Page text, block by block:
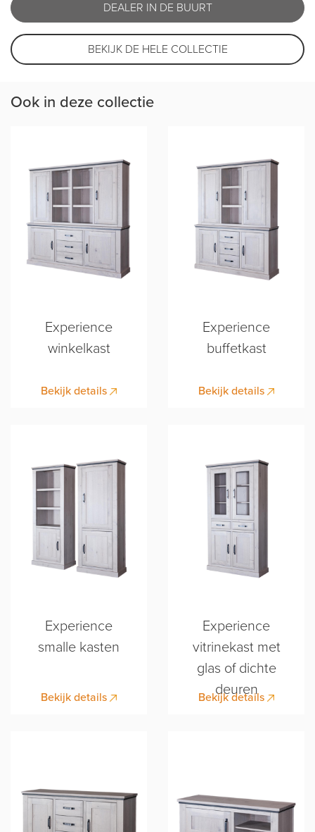
DEALER IN DE BUURT
BEKIJK DE HELE COLLECTIE
Ook in deze collectie
Experience
winkelkast
Bekijk details
Experience
buffetkast
Bekijk details
Experience
smalle kasten
Bekijk details
Experience
vitrinekast met
glas of dichte
deuren
Bekijk details